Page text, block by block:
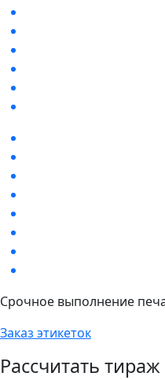
Срочное выполнение
Заказ этикеток
Рассчитать тираж